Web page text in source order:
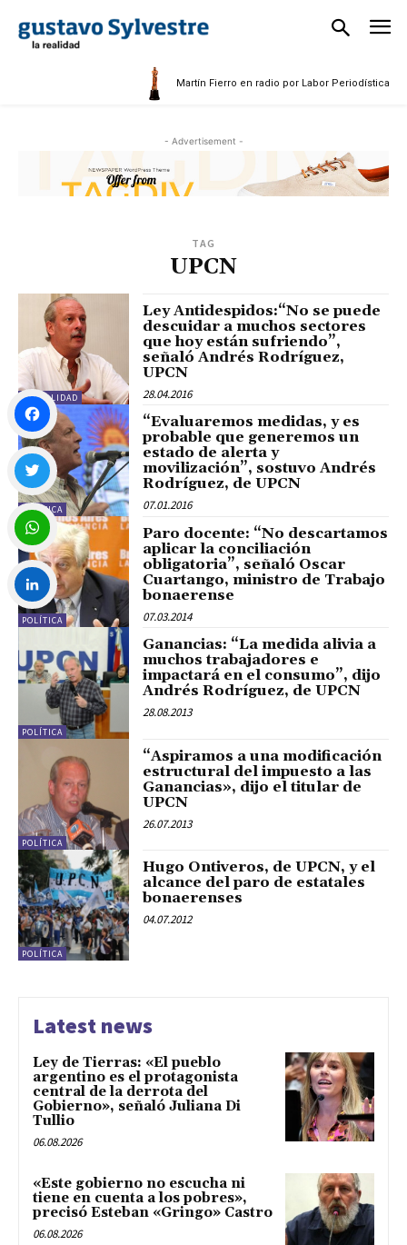
Martín Fierro en radio por Labor Periodística
- Advertisement -
TAG
UPCN
ACTUALIDAD
Ley Antidespidos:“No se puede
descuidar a muchos sectores
que hoy están sufriendo”,
señaló Andrés Rodríguez,
UPCN
28.04.2016
POLÍTICA
“Evaluaremos medidas, y es
probable que generemos un
estado de alerta y
movilización”, sostuvo Andrés
Rodríguez, de UPCN
07.01.2016
POLÍTICA
Paro docente: “No descartamos
aplicar la conciliación
obligatoria”, señaló Oscar
Cuartango, ministro de Trabajo
bonaerense
07.03.2014
POLÍTICA
Ganancias: “La medida alivia a
muchos trabajadores e
impactará en el consumo”, dijo
Andrés Rodríguez, de UPCN
28.08.2013
POLÍTICA
“Aspiramos a una modificación
estructural del impuesto a las
Ganancias», dijo el titular de
UPCN
26.07.2013
POLÍTICA
Hugo Ontiveros, de UPCN, y el
alcance del paro de estatales
bonaerenses
04.07.2012
Latest news
Ley de Tierras: «El pueblo
argentino es el protagonista
central de la derrota del
Gobierno», señaló Juliana Di
Tullio
06.08.2026
«Este gobierno no escucha ni
tiene en cuenta a los pobres»,
precisó Esteban «Gringo» Castro
06.08.2026
Facebook
Twitter
WhatsApp
LinkedIn